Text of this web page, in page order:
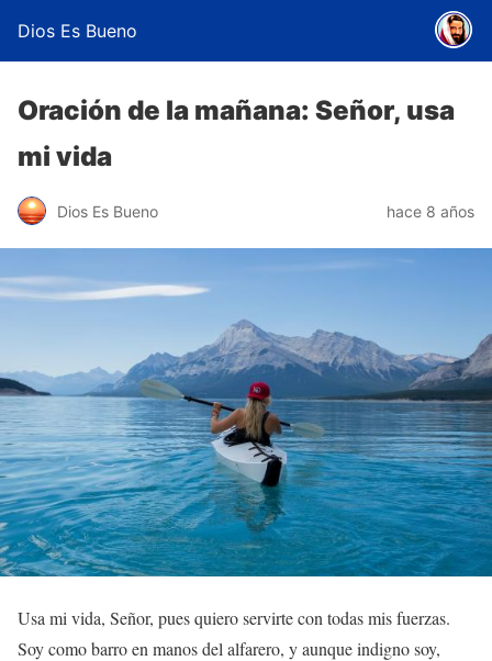
Dios Es Bueno
Oración de la mañana: Señor, usa
mi vida
Dios Es Bueno hace 8 años
Usa mi vida, Señor, pues quiero servirte con todas mis fuerzas.
Soy como barro en manos del alfarero, y aunque indigno soy,